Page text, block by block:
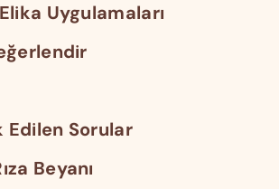
Uygulamaları
Edilen Sorular
Beyanı